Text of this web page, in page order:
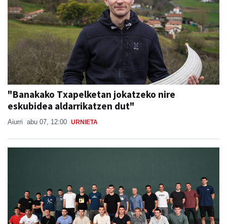
"Banakako Txapelketan jokatzeko nire
eskubidea aldarrikatzen dut"
Aiurri abu 07, 12:00 URNIETA